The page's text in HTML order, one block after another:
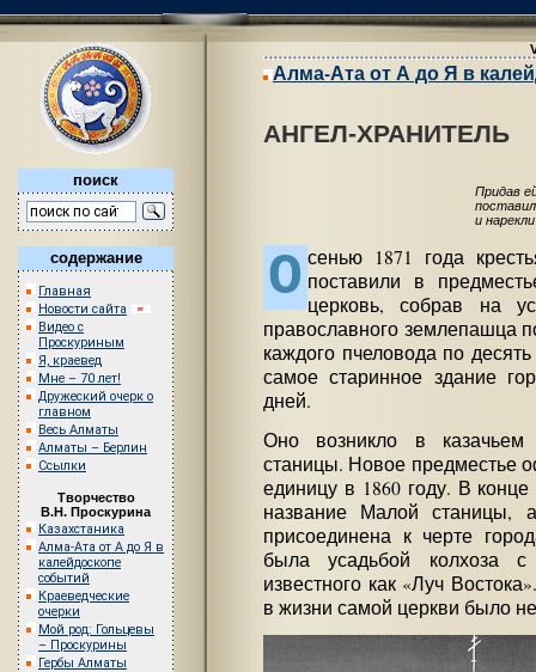
поиск
содержание
Главная
Новости сайта
Видео с
Проскуриным
Я, краевед
Мне – 70 лет!
Дружеский очерк о
главном
Весь Алматы
Алматы – Берлин
Ссылки
Творчество
В.Н. Проскурина
Казахстаника
Алма-Ата от А до Я в
калейдоскопе
событий
Краеведческие
очерки
Мой род: Гольцевы
– Проскурины
Гербы Алматы
Алма-Ата от А до Я в
АНГЕЛ-ХРАНИТЕЛЬ
Придав
и
О сенью 1871 года
поставили в
церковь, собрав на
православного землепашца
каждого пчеловода по
самое старинное здание
дней.
Оно возникло в казачьем
станицы. Новое предместье
единицу в 1860 году. В
название Малой
присоединена к черте
была усадьбой колхоза
известного как «Луч
в жизни самой церкви было